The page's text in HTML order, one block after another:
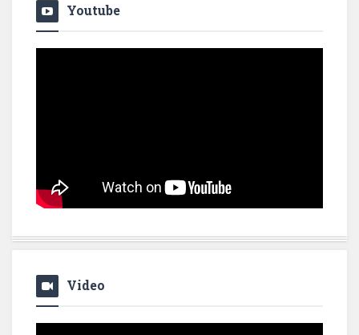
Youtube
Video